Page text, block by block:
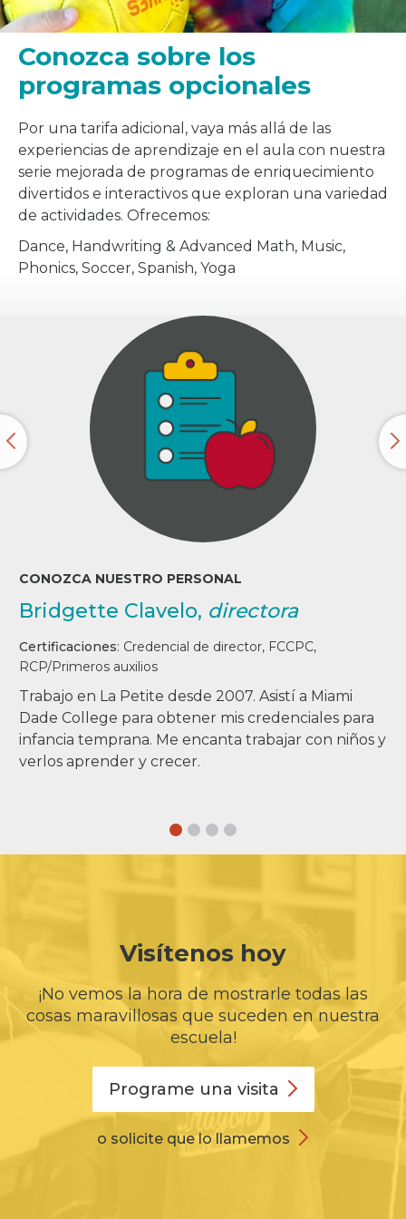
Conozca sobre los
programas opcionales
Por una tarifa adicional, vaya más allá de las
experiencias de aprendizaje en el aula con nuestra
serie mejorada de programas de enriquecimiento
divertidos e interactivos que exploran una variedad
de actividades. Ofrecemos:
Dance, Handwriting & Advanced Math, Music,
Phonics, Soccer, Spanish, Yoga
CONOZCA NUESTRO PERSONAL
Bridgette Clavelo, directora
Certificaciones: Credencial de director, FCCPC,
RCP/Primeros auxilios
Trabajo en La Petite desde 2007. Asistí a Miami
Dade College para obtener mis credenciales para
infancia temprana. Me encanta trabajar con niños y
verlos aprender y crecer.
Visítenos hoy
¡No vemos la hora de mostrarle todas las
cosas maravillosas que suceden en nuestra
escuela!
Programe una visita
o solicite que lo llamemos